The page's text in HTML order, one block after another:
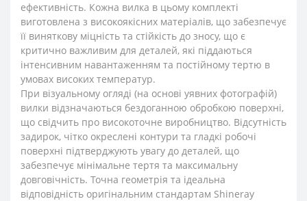
ефективність. Кожна вилка в цьому комплекті
виготовлена з високоякісних матеріалів, що забезпечує
її виняткову міцність та стійкість до зносу, що є
критично важливим для деталей, які піддаються
інтенсивним навантаженням та постійному тертю в
умовах високих температур.
При візуальному огляді (на основі уявних фотографій)
вилки відзначаються бездоганною обробкою поверхні,
що свідчить про високоточне виробництво. Відсутність
задирок, чітко окреслені контури та гладкі робочі
поверхні підтверджують увагу до деталей, що
забезпечує мінімальне тертя та максимальну
довговічність. Точна геометрія та ідеальна
відповідність оригінальним стандартам Shineray